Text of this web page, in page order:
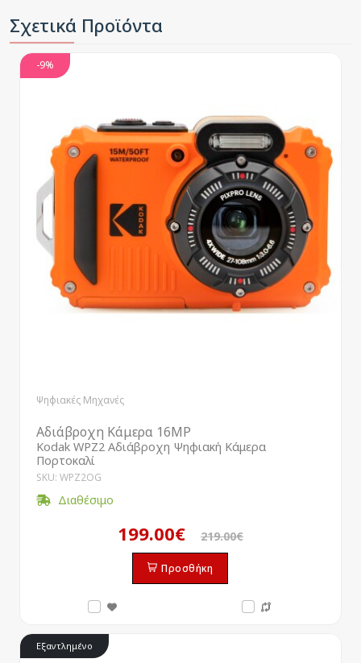
Σχετικά Προϊόντα
-9%
Ψηφιακές Μηχανές
Αδιάβροχη Κάμερα 16MP
Kodak WPZ2 Αδιάβροχη Ψηφιακή Κάμερα
Πορτοκαλί
SKU: WPZ2OG
Διαθέσιμο
199.00€ 219.00€
Προσθήκη
Εξαντλημένο